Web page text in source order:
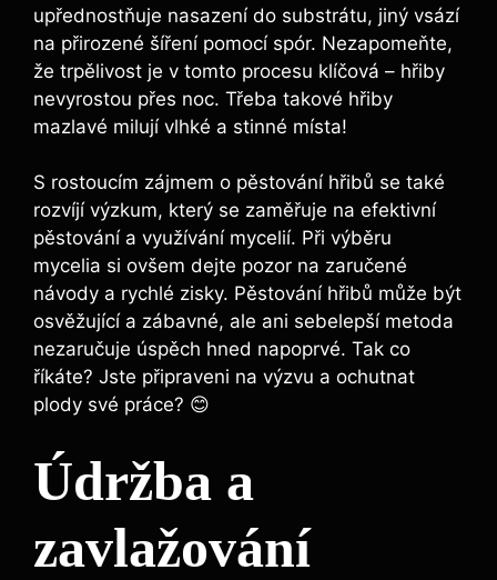
upřednostňuje nasazení do substrátu, jiný vsází
na přirozené šíření pomocí spór. Nezapomeňte,
že trpělivost je v tomto procesu klíčová – hřiby
nevyrostou přes noc. Třeba takové hřiby
mazlavé milují vlhké a stinné místa!
S rostoucím zájmem o pěstování hřibů se také
rozvíjí výzkum, který se zaměřuje na efektivní
pěstování a využívání mycelií. Při výběru
mycelia si ovšem dejte pozor na zaručené
návody a rychlé zisky. Pěstování hřibů může být
osvěžující a zábavné, ale ani sebelepší metoda
nezaručuje úspěch hned napoprvé. Tak co
říkáte? Jste připraveni na výzvu a ochutnat
plody své práce? 😊
Údržba a
zavlažování